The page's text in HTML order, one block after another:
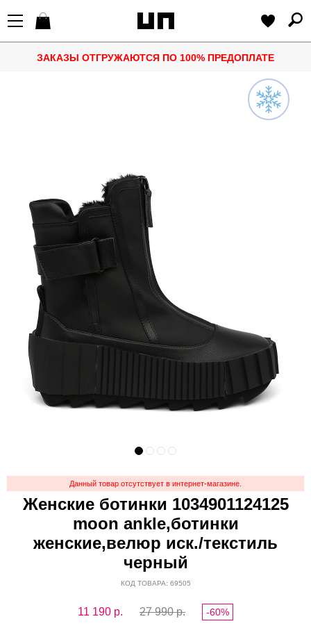
ЗАКАЗЫ ОТГРУЖАЮТСЯ ПО 100% ПРЕДОПЛАТЕ
Данный товар отсутствует в интернет-магазине.
Женские ботинки 1034901124125
moon ankle,ботинки
женские,велюр иск./текстиль
черный
КОД ТОВАРА: 69505
11 190 р. 27 990 р. -60%